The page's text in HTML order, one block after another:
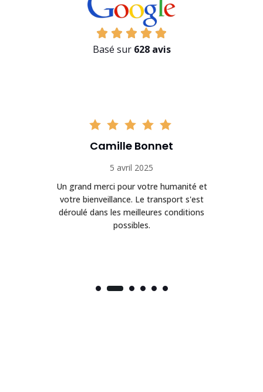
Basé sur 628 avis
Camille Bonnet
5 avril 2025
Un grand merci pour votre humanité et
votre bienveillance. Le transport s'est
déroulé dans les meilleures conditions
possibles.